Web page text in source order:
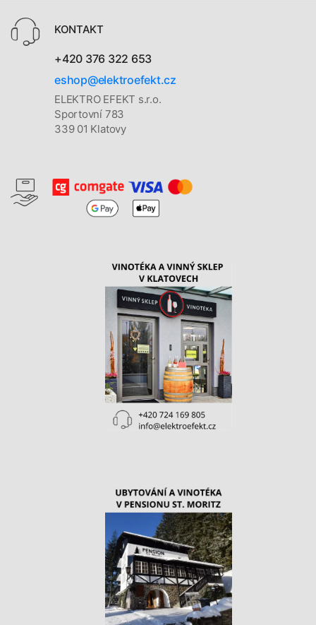
KONTAKT
+420 376 322 653
eshop@elektroefekt.cz
ELEKTRO EFEKT s.r.o.
Sportovní 783
339 01 Klatovy